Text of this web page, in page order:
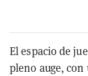
El espacio de
pleno auge,